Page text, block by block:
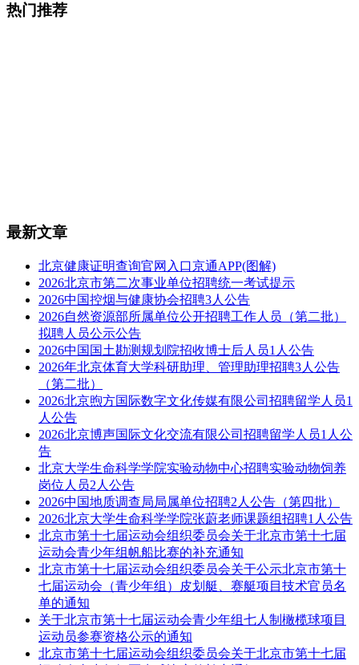
热门推荐
最新文章
北京健康证明查询官网入口京通APP(图解)
2026北京市第二次事业单位招聘统一考试提示
2026中国控烟与健康协会招聘3人公告
2026自然资源部所属单位公开招聘工作人员（第二批）
拟聘人员公示公告
2026中国国土勘测规划院招收博士后人员1人公告
2026年北京体育大学科研助理、管理助理招聘3人公告
（第二批）
2026北京煦方国际数字文化传媒有限公司招聘留学人员1
人公告
2026北京博声国际文化交流有限公司招聘留学人员1人公
告
北京大学生命科学学院实验动物中心招聘实验动物饲养
岗位人员2人公告
2026中国地质调查局局属单位招聘2人公告（第四批）
2026北京大学生命科学学院张蔚老师课题组招聘1人公告
北京市第十七届运动会组织委员会关于北京市第十七届
运动会青少年组帆船比赛的补充通知
北京市第十七届运动会组织委员会关于公示北京市第十
七届运动会（青少年组）皮划艇、赛艇项目技术官员名
单的通知
关于北京市第十七届运动会青少年组七人制橄榄球项目
运动员参赛资格公示的通知
北京市第十七届运动会组织委员会关于北京市第十七届